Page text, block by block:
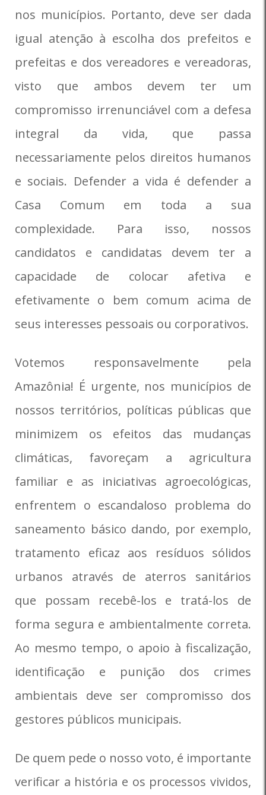
nos municípios. Portanto, deve ser dada
igual atenção à escolha dos prefeitos e
prefeitas e dos vereadores e vereadoras,
visto que ambos devem ter um
compromisso irrenunciável com a defesa
integral da vida, que passa
necessariamente pelos direitos humanos
e sociais. Defender a vida é defender a
Casa Comum em toda a sua
complexidade. Para isso, nossos
candidatos e candidatas devem ter a
capacidade de colocar afetiva e
efetivamente o bem comum acima de
seus interesses pessoais ou corporativos.
Votemos responsavelmente pela
Amazônia! É urgente, nos municípios de
nossos territórios, políticas públicas que
minimizem os efeitos das mudanças
climáticas, favoreçam a agricultura
familiar e as iniciativas agroecológicas,
enfrentem o escandaloso problema do
saneamento básico dando, por exemplo,
tratamento eficaz aos resíduos sólidos
urbanos através de aterros sanitários
que possam recebê-los e tratá-los de
forma segura e ambientalmente correta.
Ao mesmo tempo, o apoio à fiscalização,
identificação e punição dos crimes
ambientais deve ser compromisso dos
gestores públicos municipais.
De quem pede o nosso voto, é importante
verificar a história e os processos vividos,